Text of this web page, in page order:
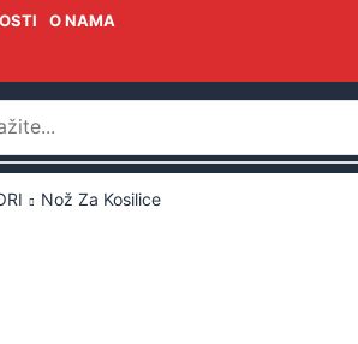
O NAMA
Nož Za Kosilice